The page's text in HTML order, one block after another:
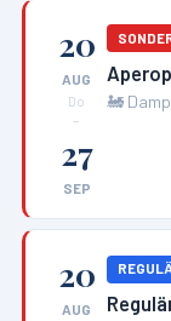
20
AUG
Do
–
27
SEP
🚂
20
AUG